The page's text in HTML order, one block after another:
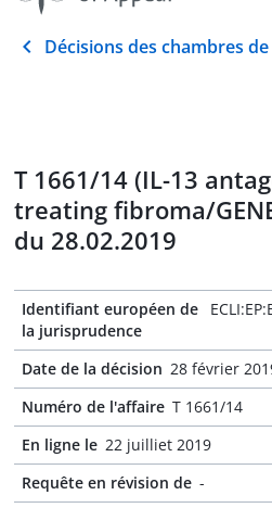
Décisions des chambres
T 1661/14 (IL-13
treating fibroma/
du 28.02.2019
Identifiant européen de
la jurisprudence
Date de la décision 28 février
Numéro de l'affaire T 1661/14
En ligne le 22 juilliet 2019
Requête en révision de -